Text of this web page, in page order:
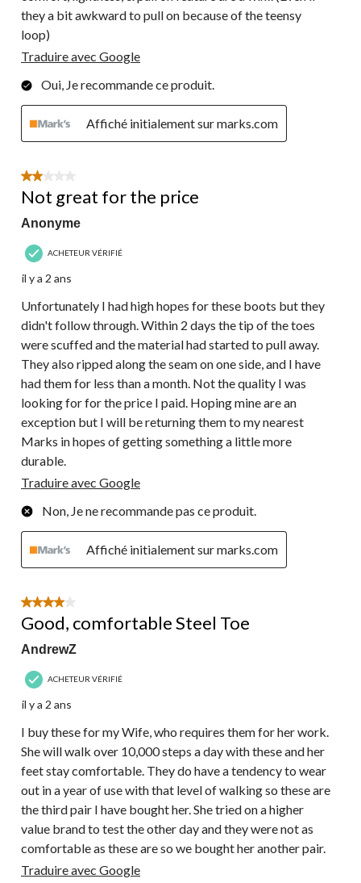
they a bit awkward to pull on because of the teensy
loop)
Traduire avec Google
Oui, Je recommande ce produit.
Affiché initialement sur marks.com
2 étoile(s) sur 5.
Not great for the price
Anonyme
ACHETEUR VÉRIFIÉ
il y a 2 ans
Unfortunately I had high hopes for these boots but they
didn't follow through. Within 2 days the tip of the toes
were scuffed and the material had started to pull away.
They also ripped along the seam on one side, and I have
had them for less than a month. Not the quality I was
looking for for the price I paid. Hoping mine are an
exception but I will be returning them to my nearest
Marks in hopes of getting something a little more
durable.
Traduire avec Google
Non, Je ne recommande pas ce produit.
Affiché initialement sur marks.com
4 étoile(s) sur 5.
Good, comfortable Steel Toe
AndrewZ
ACHETEUR VÉRIFIÉ
il y a 2 ans
I buy these for my Wife, who requires them for her work.
She will walk over 10,000 steps a day with these and her
feet stay comfortable. They do have a tendency to wear
out in a year of use with that level of walking so these are
the third pair I have bought her. She tried on a higher
value brand to test the other day and they were not as
comfortable as these are so we bought her another pair.
Traduire avec Google